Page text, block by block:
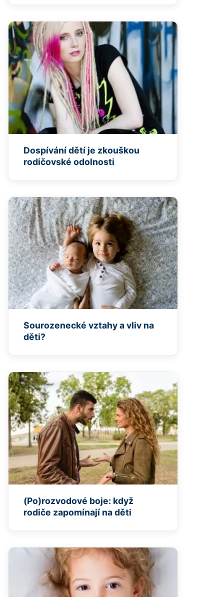
Dospívání dětí je zkouškou
rodičovské odolnosti
Sourozenecké vztahy a vliv na
děti?
(Po)rozvodové boje: když
rodiče zapomínají na děti